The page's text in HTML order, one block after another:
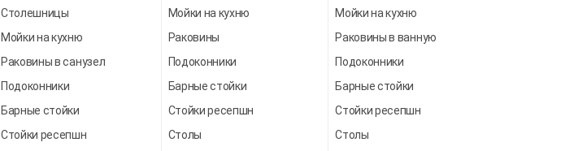
Столешницы
Мойки на кухню
Раковины в санузел
Подоконники
Барные стойки
Стойки ресепшн
Мойки на кухню
Раковины
Подоконники
Барные стойки
Стойки ресепшн
Столы
Мойки на кухню
Раковины в ванную
Подоконники
Барные стойки
Стойки ресепшн
Столы